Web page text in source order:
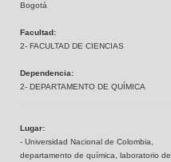
Bogotá
Facultad:
2- FACULTAD DE CIENCIAS
Dependencia:
2- DEPARTAMENTO DE QUÍMICA
Lugar:
- Universidad Nacional de Colombia,
departamento de química, laboratorio de